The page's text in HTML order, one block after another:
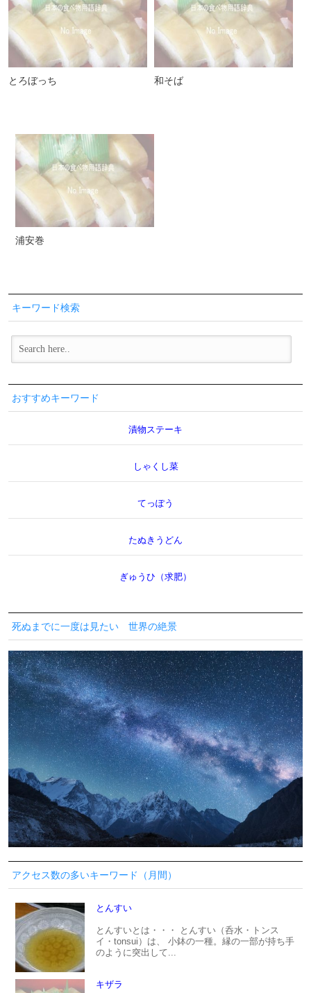
とろぼっち 和そば
浦安巻
キーワード検索
おすすめキーワード
漬物ステーキ
しゃくし菜
てっぽう
たぬきうどん
ぎゅうひ（求肥）
死ぬまでに一度は見たい 世界の絶景
アクセス数の多いキーワード（月間）
とんすい
とんすいとは・・・ とんすい（呑水・トンス
イ・tonsui）は、 小鉢の一種。縁の一部が持ち手
のように突出して...
キザラ